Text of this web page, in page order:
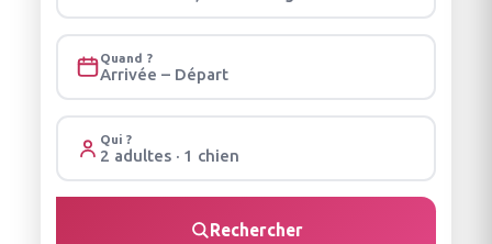
Quand ?
Arrivée – Départ
Qui ?
2 adultes · 1 chien
Rechercher